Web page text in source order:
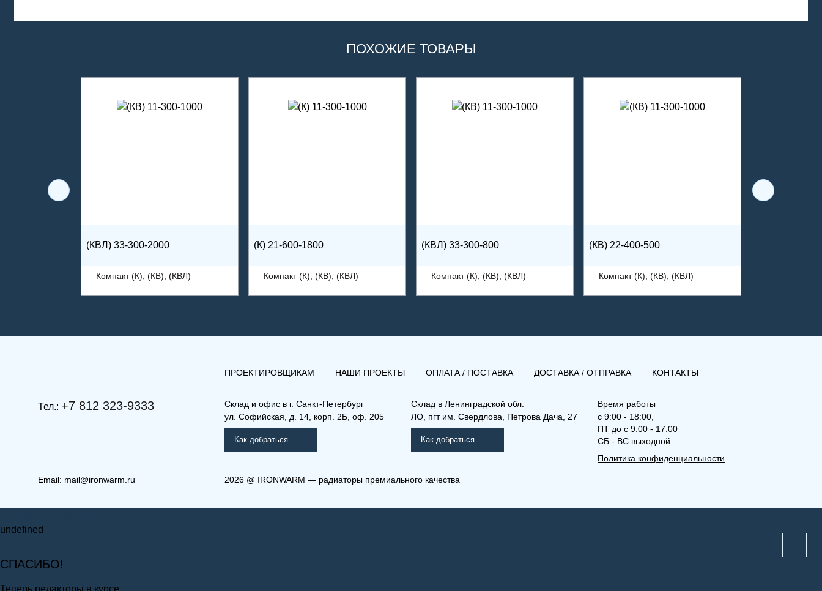
ПОХОЖИЕ ТОВАРЫ
(КВЛ) 33-300-2000
Компакт (К), (КВ), (КВЛ)
(К) 21-600-1800
Компакт (К), (КВ), (КВЛ)
(КВЛ) 33-300-800
Компакт (К), (КВ), (КВЛ)
(КВ) 22-400-500
Компакт (К), (КВ), (КВЛ)
(КВЛ) 21-500-2500 (КВЛ) 33-400-1100 (К) 22-600-3000
Тел.: +7 812 323-9333
ПРОЕКТИРОВЩИКАМ НАШИ ПРОЕКТЫ ОПЛАТА / ПОСТАВКА ДОСТАВКА / ОТПРАВКА КОНТАКТЫ
Склад и офис в г. Санкт-Петербург
ул. Софийская, д. 14, корп. 2Б, оф. 205
Как добраться
Склад в Ленинградской обл.
ЛО, пгт им. Свердлова, Петрова Дача, 27
Как добраться
Время работы
с 9:00 - 18:00,
ПТ до с 9:00 - 17:00
СБ - ВС выходной
Политика конфиденциальности
Email: mail@ironwarm.ru 2026 @ IRONWARM — радиаторы премиального качества
undefined
СПАСИБО!
Теперь редакторы в курсе.